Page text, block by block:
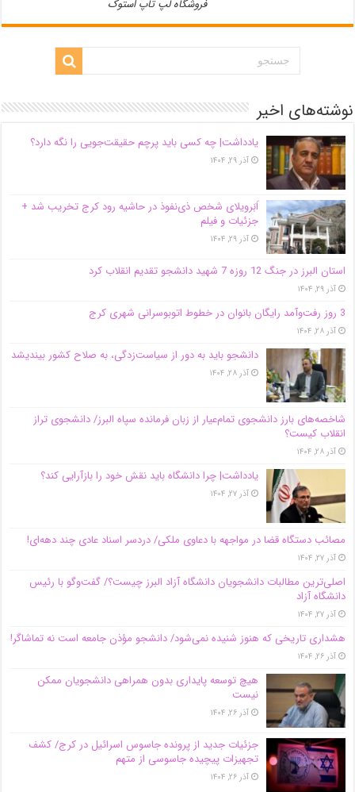
فروشگاه لپ تاپ استوک
نوشته‌های اخیر
یادداشت| ‌چه کسی باید پرچم حقیقت‌جویی را نگه دارد؟
آذر ۲۹, ۱۴۰۴
اَبَر‌ویلای شخص ذی‌نفوذ در حاشیه‌ رود کرج تخریب شد +
جزئیات و فیلم
آذر ۲۹, ۱۴۰۴
استان البرز در جنگ 12 روزه 7 شهید دانشجو تقدیم انقلاب کرد
آذر ۲۹, ۱۴۰۴
3 روز رفت‌وآمد رایگان بانوان در خطوط اتوبوسرانی شهری کرج
آذر ۲۸, ۱۴۰۴
دانشجو باید به دور از سیاست‌زدگی، به صلاح کشور بیندیشد
آذر ۲۸, ۱۴۰۴
شاخصه‌های بارز دانشجوی تمام‌عیار از زبان فرمانده سپاه البرز/ دانشجوی تراز
انقلاب کیست؟
آذر ۲۸, ۱۴۰۴
یادداشت| چرا دانشگاه باید نقش خود را بازآرایی کند؟
آذر ۲۷, ۱۴۰۴
مصائب دستگاه قضا در مواجهه با دعاوی ملکی/ دردسر اسناد عادی چند‌ دهه‌ای!
آذر ۲۷, ۱۴۰۴
اصلی‌ترین مطالبات دانشجویان دانشگاه آزاد البرز چیست؟/ گفت‌وگو با رئیس
دانشگاه آز‌اد
آذر ۲۷, ۱۴۰۴
هشداری تاریخی که هنوز شنیده نمی‌شود/ دانشجو مؤذن جامعه است نه تماشاگر!
آذر ۲۶, ۱۴۰۴
هیچ توسعه پایداری بدون همراهی دانشجویان ممکن
نیست
آذر ۲۶, ۱۴۰۴
جزئیات جدید از پرونده جاسوس اسرائیل در کرج/‌ کشف
تجهیزات پیچیده جاسوسی از متهم
آذر ۲۶, ۱۴۰۴